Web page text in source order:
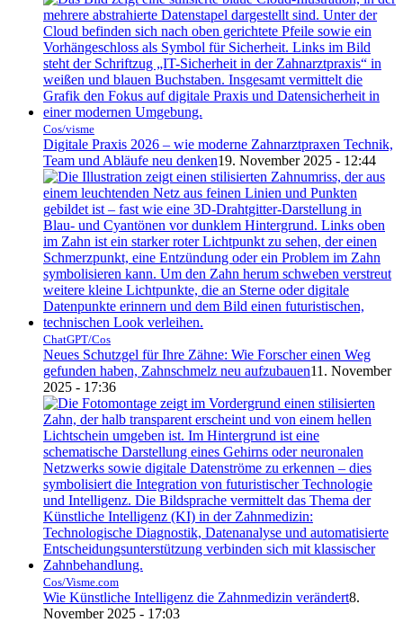
Cos/visme
Digitale Praxis 2026 – wie moderne Zahnarztpraxen Technik,
Team und Abläufe neu denken19. November 2025 - 12:44
ChatGPT/Cos
Neues Schutzgel für Ihre Zähne: Wie Forscher einen Weg
gefunden haben, Zahnschmelz neu aufzubauen11. November
2025 - 17:36
Cos/Visme.com
Wie Künstliche Intelligenz die Zahnmedizin verändert8.
November 2025 - 17:03